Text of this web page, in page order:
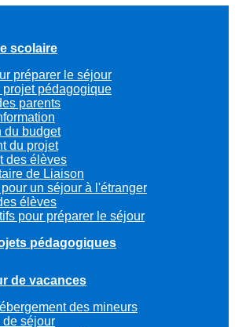
scolaire
préparer le séjour
projet pédagogique
parents
du budget
du projet
des élèves
de Liaison
un séjour à l'étranger
élèves
pour préparer le séjour
pédagogiques
de vacances
des mineurs
de séjour